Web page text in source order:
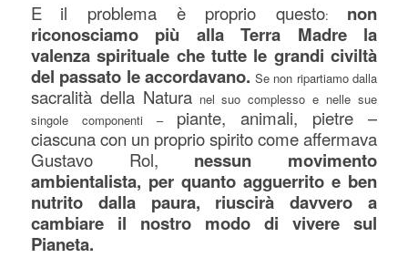
E il problema è proprio questo: non
riconosciamo più alla Terra Madre la
valenza spirituale che tutte le grandi civiltà
del passato le accordavano. Se non ripartiamo dalla
sacralità della Naturanel suo complesso e nelle sue
singole componenti – piante, animali, pietre –
ciascuna con un proprio spirito come affermava
Gustavo Rol, nessun movimento
ambientalista, per quanto agguerrito e ben
nutrito dalla paura, riuscirà davvero a
cambiare il nostro modo di vivere sul
Pianeta.